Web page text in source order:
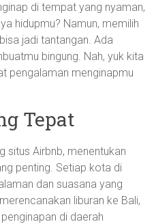
di tempat yang nyaman,
hidupmu? Namun, memilih
jadi tantangan. Ada
bingung. Nah, yuk kita
pengalaman menginapmu
Tepat
situs Airbnb, menentukan
penting. Setiap kota di
dan suasana yang
liburan ke Bali,
di daerah